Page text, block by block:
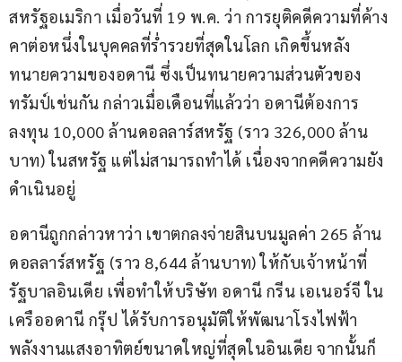
สหรัฐอเมริกา เมื่อวันที่ 19 พ.ค. ว่า การยุติคดีความที่ค้าง
คาต่อหนึ่งในบุคคลที่ร่ำรวยที่สุดในโลก เกิดขึ้นหลัง
ทนายความของอดานี ซึ่งเป็นทนายความส่วนตัวของ
ทรัมป์เช่นกัน กล่าวเมื่อเดือนที่แล้วว่า อดานีต้องการ
ลงทุน 10,000 ล้านดอลลาร์สหรัฐ (ราว 326,000 ล้าน
บาท) ในสหรัฐ แต่ไม่สามารถทำได้ เนื่องจากคดีความยัง
ดำเนินอยู่
อดานีถูกกล่าวหาว่า เขาตกลงจ่ายสินบนมูลค่า 265 ล้าน
ดอลลาร์สหรัฐ (ราว 8,644 ล้านบาท) ให้กับเจ้าหน้าที่
รัฐบาลอินเดีย เพื่อทำให้บริษัท อดานี กรีน เอเนอร์จี ใน
เครืออดานี กรุ๊ป ได้รับการอนุมัติให้พัฒนาโรงไฟฟ้า
พลังงานแสงอาทิตย์ขนาดใหญ่ที่สุดในอินเดีย จากนั้นก็